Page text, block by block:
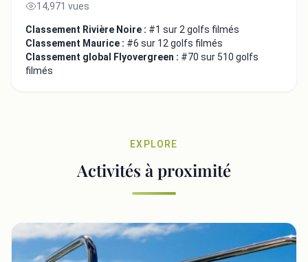
14,971 vues
Classement Rivière Noire : #1 sur 2 golfs filmés
Classement Maurice : #6 sur 12 golfs filmés
Classement global Flyovergreen : #70 sur 510 golfs
filmés
EXPLORE
Activités à proximité